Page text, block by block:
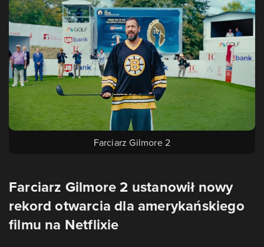
Farciarz Gilmore 2
Farciarz Gilmore 2 ustanowił nowy
rekord otwarcia dla amerykańskiego
filmu na Netflixie